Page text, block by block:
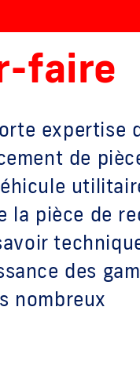
faire
expertise
de
la pièce de
des
nombreux